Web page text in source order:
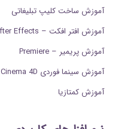
آموزش ساخت کلیپ تبلیغاتی
آموزش افتر افکت – After Effects
آموزش پریمیر – Premiere
آموزش سینما فوردی Cinema 4D
آموزش کمتازیا